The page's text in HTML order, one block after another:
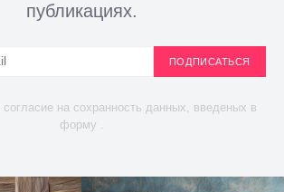
публикациях.
ПОДПИСАТЬСЯ
согласие на сохранность данных, введеных в
форму .